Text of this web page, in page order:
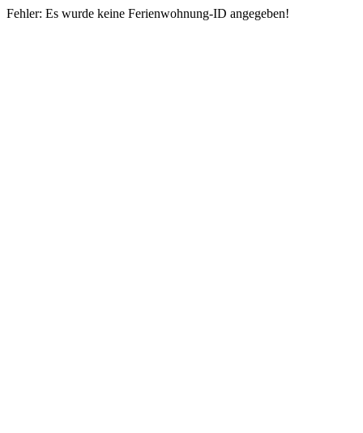
Fehler: Es wurde keine Ferienwohnung-ID angegeben!